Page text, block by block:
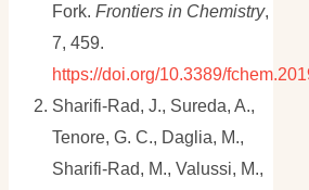
Fork. Frontiers in Chemistry,
7, 459.
https://doi.org/10.3389/
Sharifi-Rad, J., Sureda, A.,
Tenore, G. C., Daglia, M.,
Sharifi-Rad, M., Valussi, M.,